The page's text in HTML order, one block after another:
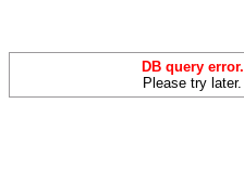
DB query error.
Please try later.